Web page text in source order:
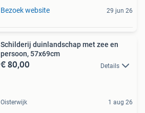
Bezoek website 29 jun 26
Schilderij duinlandschap met zee en
persoon, 57x69cm
€ 80,00 Details
Oisterwijk 1 aug 26